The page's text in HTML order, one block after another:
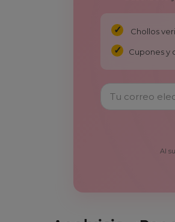
Chollos
Cupones y
Al